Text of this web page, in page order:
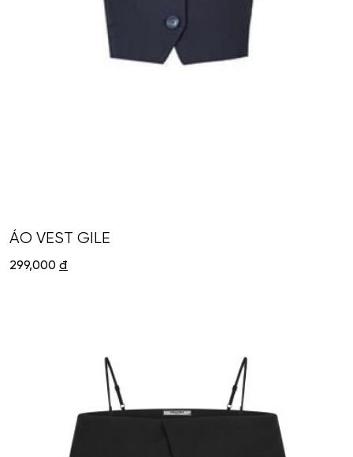
ÁO VEST GILE
299,000 đ